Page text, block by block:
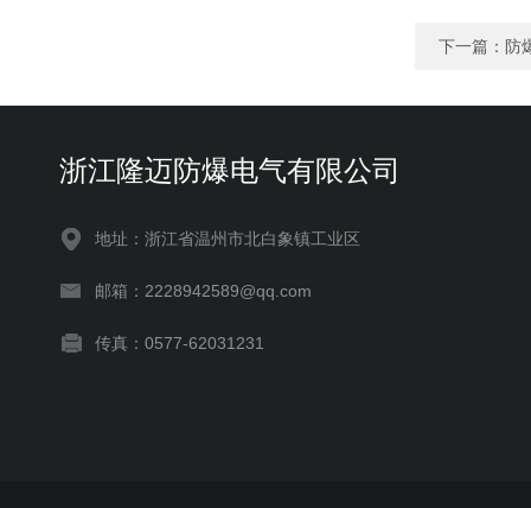
下一篇： 防
浙江隆迈防爆电气有限公司
地址：浙江省温州市北白象镇工业区
邮箱：2228942589@qq.com
传真：0577-62031231